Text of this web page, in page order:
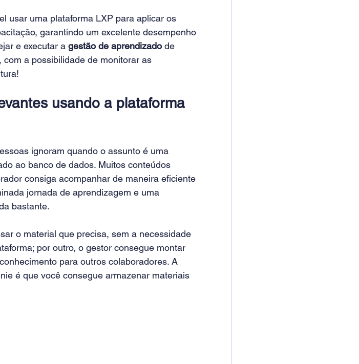
usar uma plataforma LXP para aplicar os
garantindo um excelente desempenho
e executar a gestão de aprendizado de
a possibilidade de monitorar as
usando a plataforma
ignoram quando o assunto é uma
ao banco de dados. Muitos conteúdos
consiga acompanhar de maneira eficiente
jornada de aprendizagem e uma
bastante.
o material que precisa, sem a necessidade
por outro, o gestor consegue montar
para outros colaboradores. A
é que você consegue armazenar materiais